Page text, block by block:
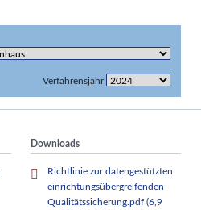
Verfahrensjahr
Downloads
Richtlinie zur datengestützten
einrichtungsübergreifenden
Qualitätssicherung.pdf(6,9